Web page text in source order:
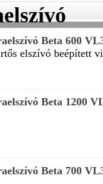
Beta 600
elszívó beépített
Beta 1200
Beta 700